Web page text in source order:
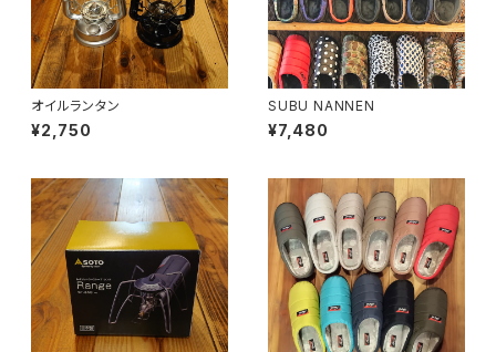
オイルランタン
¥2,750
SUBU NANNEN
¥7,480